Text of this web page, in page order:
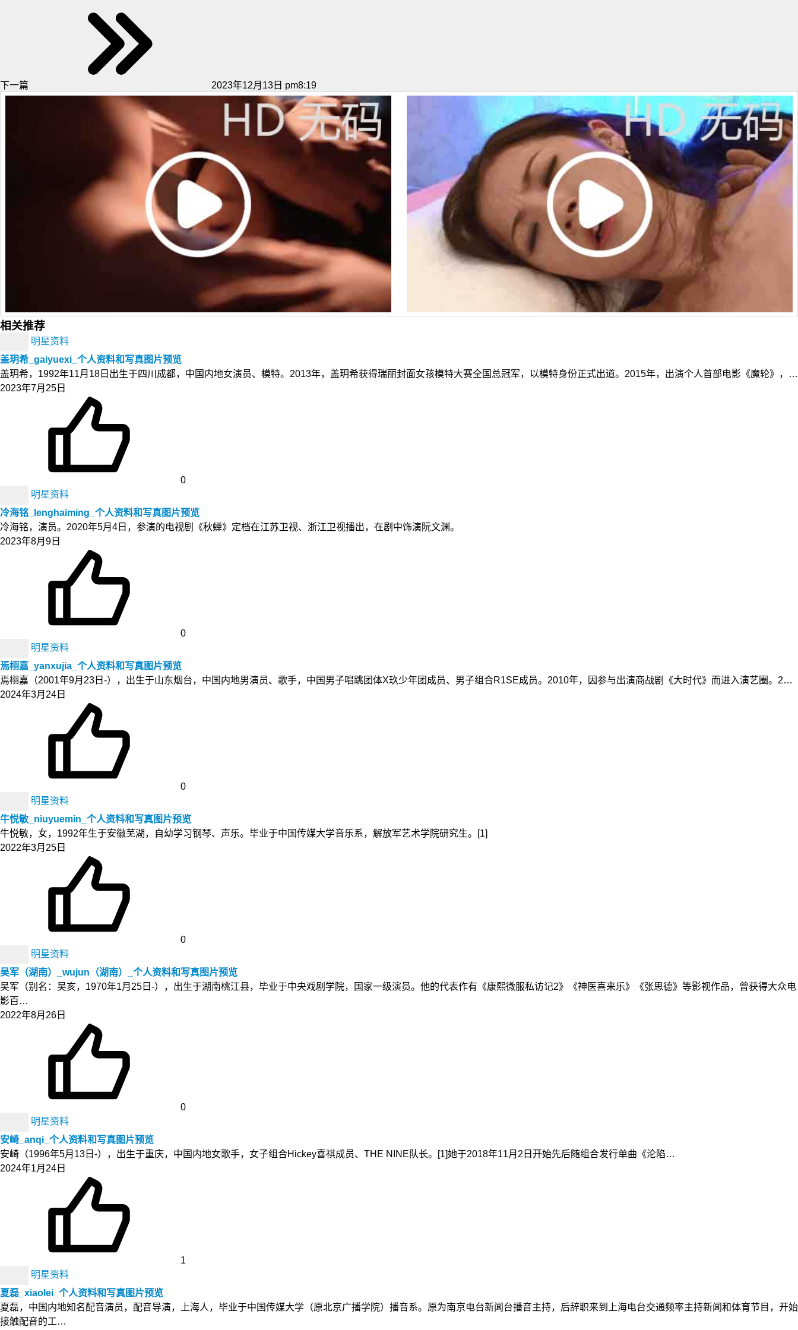
下一篇 2023年12月13日 pm8:19
相关推荐
明星资料
盖玥希_gaiyuexi_个人资料和写真图片预览
盖玥希，1992年11月18日出生于四川成都，中国内地女演员、模特。2013年，盖玥希获得瑞丽封面女孩模特大赛全国总冠军，以模特身份正式出道。2015年，出演个人首部电影《魔轮》，…
2023年7月25日
0
明星资料
冷海铭_lenghaiming_个人资料和写真图片预览
冷海铭，演员。2020年5月4日，参演的电视剧《秋蝉》定档在江苏卫视、浙江卫视播出，在剧中饰演阮文渊。
2023年8月9日
0
明星资料
焉栩嘉_yanxujia_个人资料和写真图片预览
焉栩嘉（2001年9月23日-），出生于山东烟台，中国内地男演员、歌手，中国男子唱跳团体X玖少年团成员、男子组合R1SE成员。2010年，因参与出演商战剧《大时代》而进入演艺圈。2…
2024年3月24日
0
明星资料
牛悦敏_niuyuemin_个人资料和写真图片预览
牛悦敏，女，1992年生于安徽芜湖，自幼学习钢琴、声乐。毕业于中国传媒大学音乐系，解放军艺术学院研究生。[1]
2022年3月25日
0
明星资料
吴军（湖南）_wujun（湖南）_个人资料和写真图片预览
吴军（别名：吴亥，1970年1月25日-），出生于湖南桃江县，毕业于中央戏剧学院，国家一级演员。他的代表作有《康熙微服私访记2》《神医喜来乐》《张思德》等影视作品，曾获得大众电
影百…
2022年8月26日
0
明星资料
安崎_anqi_个人资料和写真图片预览
安崎（1996年5月13日-），出生于重庆，中国内地女歌手，女子组合Hickey喜祺成员、THE NINE队长。[1]她于2018年11月2日开始先后随组合发行单曲《沦陷…
2024年1月24日
1
明星资料
夏磊_xiaolei_个人资料和写真图片预览
夏磊，中国内地知名配音演员，配音导演，上海人，毕业于中国传媒大学（原北京广播学院）播音系。原为南京电台新闻台播音主持，后辞职来到上海电台交通频率主持新闻和体育节目，开始
接触配音的工…